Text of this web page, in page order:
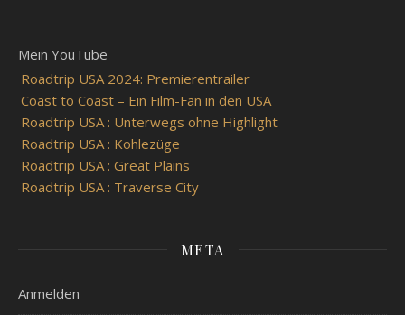
Mein YouTube
Roadtrip USA 2024: Premierentrailer
Coast to Coast – Ein Film-Fan in den USA
Roadtrip USA : Unterwegs ohne Highlight
Roadtrip USA : Kohlezüge
Roadtrip USA : Great Plains
Roadtrip USA : Traverse City
META
Anmelden